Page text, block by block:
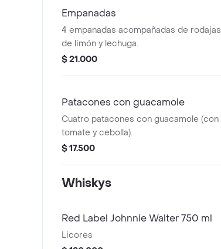
Empanadas
4 empanadas acompañadas de rodajas
de limón y lechuga.
$ 21.000
Patacones con guacamole
Cuatro patacones con guacamole (con
tomate y cebolla).
$ 17.500
Whiskys
Red Label Johnnie Walter 750 ml
Licores